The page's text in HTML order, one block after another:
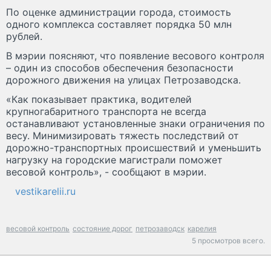
По оценке администрации города, стоимость
одного комплекса составляет порядка 50 млн
рублей.
В мэрии поясняют, что появление весового контроля
– один из способов обеспечения безопасности
дорожного движения на улицах Петрозаводска.
«Как показывает практика, водителей
крупногабаритного транспорта не всегда
останавливают установленные знаки ограничения по
весу. Минимизировать тяжесть последствий от
дорожно-транспортных происшествий и уменьшить
нагрузку на городские магистрали поможет
весовой контроль», - сообщают в мэрии.
vestikarelii.ru
весовой контроль состояние дорог петрозаводск карелия
5 просмотров всего.